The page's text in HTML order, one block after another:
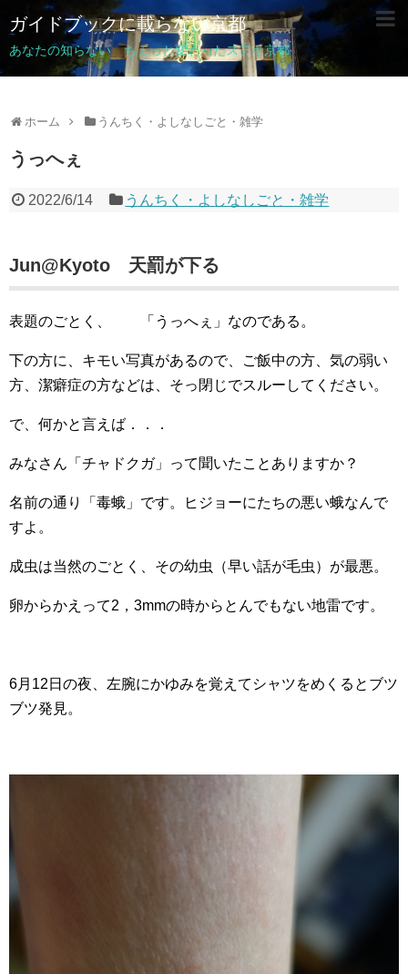
ガイドブックに載らない京都
あなたの知らない ちょっと変わったステキ京都
ホーム うんちく・よしなしごと・雑学
うっへぇ
2022/6/14 うんちく・よしなしごと・雑学
Jun@Kyoto 天罰が下る
表題のごとく、 「うっへぇ」なのである。
下の方に、キモい写真があるので、ご飯中の方、気の弱い
方、潔癖症の方などは、そっ閉じでスルーしてください。
で、何かと言えば．．．
みなさん「チャドクガ」って聞いたことありますか？
名前の通り「毒蛾」です。ヒジョーにたちの悪い蛾なんで
すよ。
成虫は当然のごとく、その幼虫（早い話が毛虫）が最悪。
卵からかえって2，3mmの時からとんでもない地雷です。
6月12日の夜、左腕にかゆみを覚えてシャツをめくるとブツ
ブツ発見。